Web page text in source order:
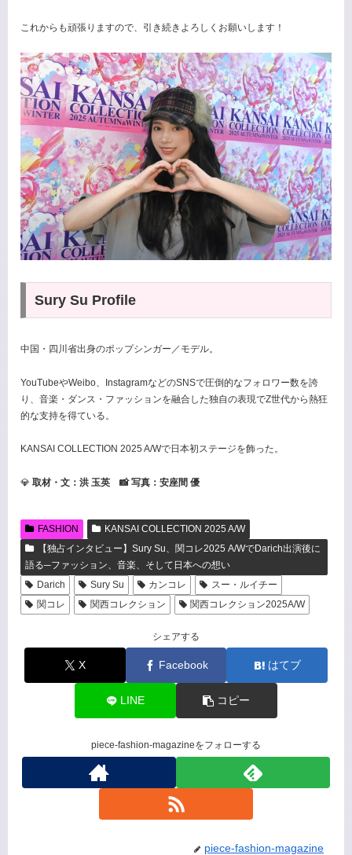
これからも頑張りますので、引き続きよろしくお願いします！
Sury Su Profile
中国・四川省出身のポップシンガー／モデル。
YouTubeやWeibo、InstagramなどのSNSで圧倒的なフォロワー数を誇
り、音楽・ダンス・ファッションを融合した独自の表現でZ世代から熱狂
的な支持を得ている。
KANSAI COLLECTION 2025 A/Wで日本初ステージを飾った。
💎 取材・文：洪 玉英 📸 写真：安座間 優
FASHION
KANSAI COLLECTION 2025 A/W
【独占インタビュー】Sury Su、関コレ2025 A/WでDarich出演後に
語る─ファッション、音楽、そして日本への想い
Darich
Sury Su カンコレ
スー・ルイチー
関コレ
関西コレクション 関西コレクション2025A/W
シェアする
X Facebook はてブ
LINE コピー
piece-fashion-magazineをフォローする
piece-fashion-magazine